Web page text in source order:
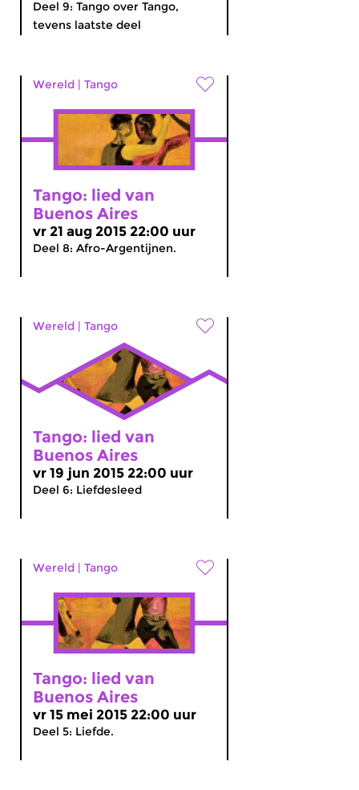
Deel 9: Tango over Tango,
tevens laatste deel
Wereld | Tango
Tango: lied van
Buenos Aires
vr 21 aug 2015 22:00 uur
Deel 8: Afro-Argentijnen.
Wereld | Tango
Tango: lied van
Buenos Aires
vr 19 jun 2015 22:00 uur
Deel 6: Liefdesleed
Wereld | Tango
Tango: lied van
Buenos Aires
vr 15 mei 2015 22:00 uur
Deel 5: Liefde.